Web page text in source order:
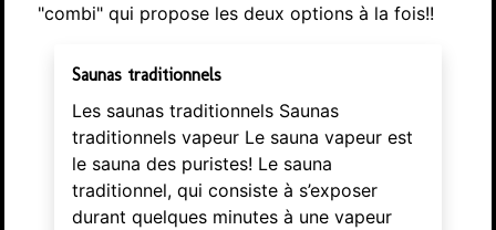
"combi" qui propose les deux options à la fois!!
Saunas traditionnels
Les saunas traditionnels Saunas
traditionnels vapeur Le sauna vapeur est
le sauna des puristes! Le sauna
traditionnel, qui consiste à s’exposer
durant quelques minutes à une vapeur